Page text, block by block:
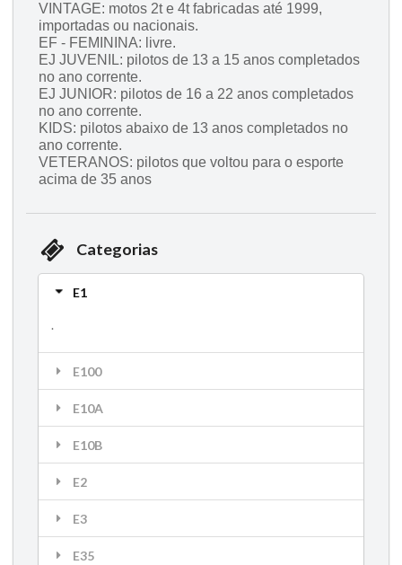
VINTAGE: motos 2t e 4t fabricadas até 1999,
importadas ou nacionais.
EF - FEMININA: livre.
EJ JUVENIL: pilotos de 13 a 15 anos completados
no ano corrente.
EJ JUNIOR: pilotos de 16 a 22 anos completados
no ano corrente.
KIDS: pilotos abaixo de 13 anos completados no
ano corrente.
VETERANOS: pilotos que voltou para o esporte
acima de 35 anos
Categorias
E1
.
E100
E10A
E10B
E2
E3
E35